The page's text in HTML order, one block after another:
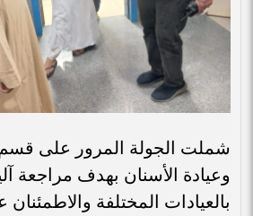
شملت الجولة المرور على قسم
وعيادة الأسنان بهدف مراجعة
بالعيادات المختلفة